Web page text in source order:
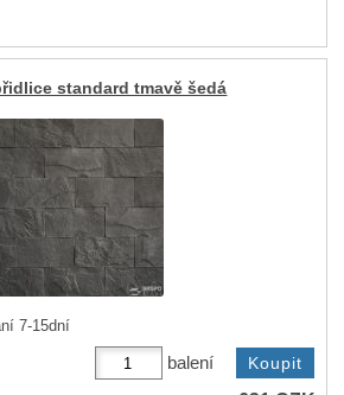
standard tmavě šedá
7-15dní
balení